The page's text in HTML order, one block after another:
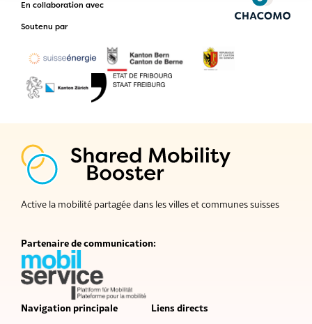
En collaboration avec
Soutenu par
Active la mobilité partagée dans les villes et communes suisses
Partenaire de communication:
Navigation principale Liens directs